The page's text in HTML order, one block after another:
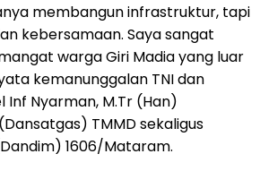
membangun infrastruktur, tapi
kebersamaan. Saya sangat
warga Giri Madia yang luar
kemanunggalan TNI dan
Inf Nyarman, M.Tr (Han)
TMMD sekaligus
1606/Mataram.